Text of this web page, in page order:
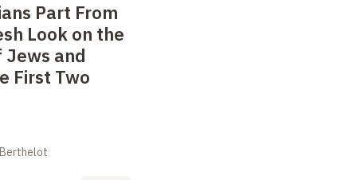
Part From
Look on the
and
First Two